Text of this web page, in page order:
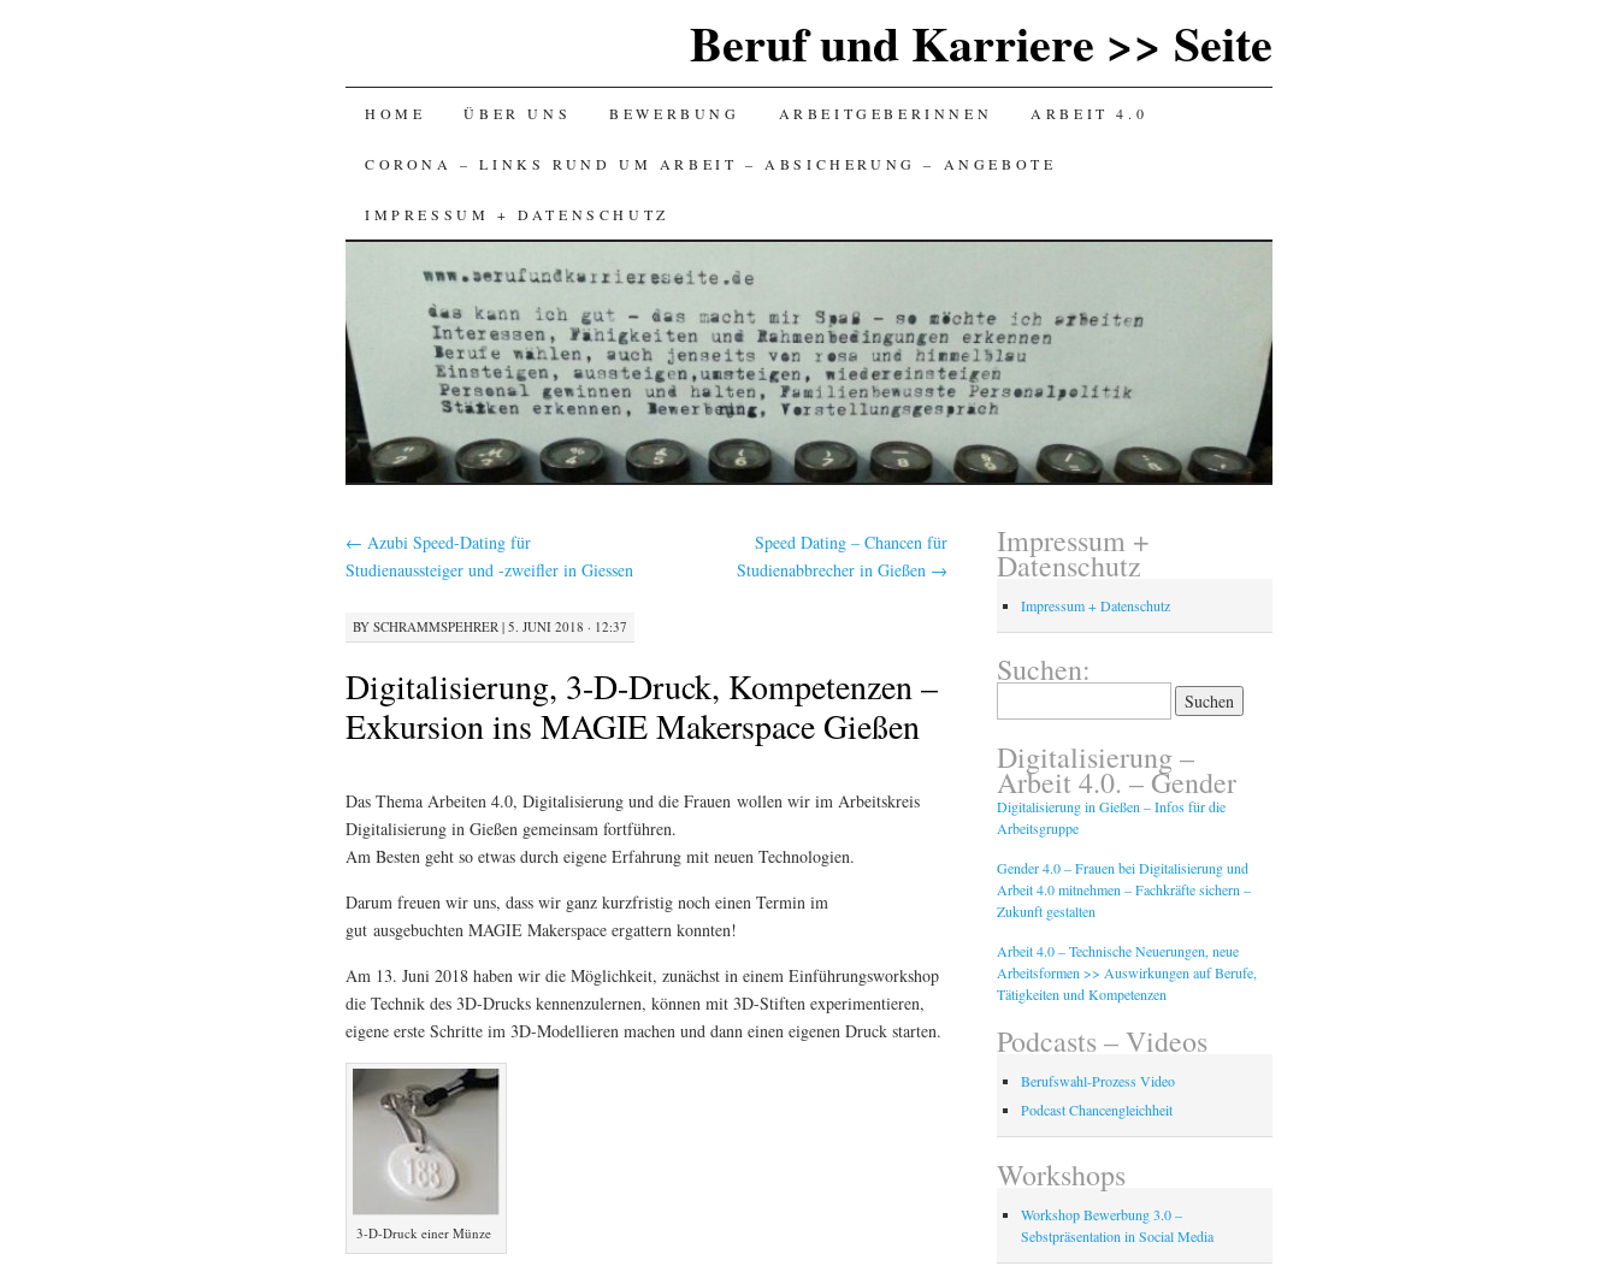
Beruf und Karriere >> Seite
SKIP
TO
CONTENT
HOME ÜBER UNS BEWERBUNG ARBEITGEBERINNEN ARBEIT 4.0
CORONA – LINKS RUND UM ARBEIT – ABSICHERUNG – ANGEBOTE
IMPRESSUM + DATENSCHUTZ
← Azubi Speed-Dating für
Studienaussteiger und -zweifler in Giessen
Speed Dating – Chancen für
Studienabbrecher in Gießen →
BY SCHRAMMSPEHRER | 5. JUNI 2018 · 12:37
Digitalisierung, 3-D-Druck, Kompetenzen –
Exkursion ins MAGIE Makerspace Gießen
Das Thema Arbeiten 4.0, Digitalisierung und die Frauen wollen wir im Arbeitskreis
Digitalisierung in Gießen gemeinsam fortführen.
Am Besten geht so etwas durch eigene Erfahrung mit neuen Technologien.
Darum freuen wir uns, dass wir ganz kurzfristig noch einen Termin im
gut ausgebuchten MAGIE Makerspace ergattern konnten!
Am 13. Juni 2018 haben wir die Möglichkeit, zunächst in einem Einführungsworkshop
die Technik des 3D-Drucks kennenzulernen, können mit 3D-Stiften experimentieren,
eigene erste Schritte im 3D-Modellieren machen und dann einen eigenen Druck starten.
3-D-Druck einer Münze
Impressum +
Datenschutz
Impressum + Datenschutz
Suchen:
nach:
Digitalisierung –
Arbeit 4.0. – Gender
Digitalisierung in Gießen – Infos für die
Arbeitsgruppe
Gender 4.0 – Frauen bei Digitalisierung und
Arbeit 4.0 mitnehmen – Fachkräfte sichern –
Zukunft gestalten
Arbeit 4.0 – Technische Neuerungen, neue
Arbeitsformen >> Auswirkungen auf Berufe,
Tätigkeiten und Kompetenzen
Podcasts – Videos
Berufswahl-Prozess Video
Podcast Chancengleichheit
Workshops
Workshop Bewerbung 3.0 –
Sebstpräsentation in Social Media